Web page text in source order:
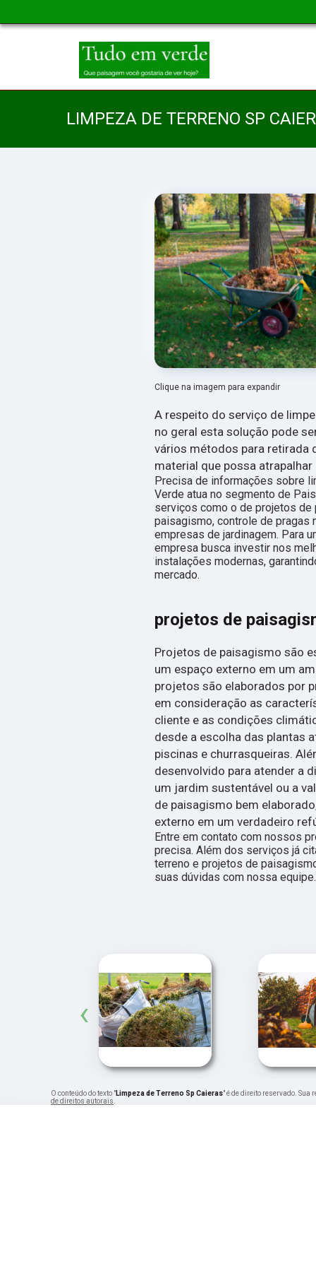
LIMPEZA DE TERRENO SP
Clique na imagem para expandir
A respeito do serviço de
no geral esta solução pode
vários métodos para retirada
material que possa
Precisa de informações sobre
Verde atua no segmento de
serviços como o de projetos
paisagismo, controle de pragas
empresas de jardinagem. Para
empresa busca investir nos
instalações modernas,
mercado.
projetos de
Projetos de paisagismo são
um espaço externo em um
projetos são elaborados por
em consideração as
cliente e as condições
desde a escolha das plantas
piscinas e churrasqueiras.
desenvolvido para atender a
um jardim sustentável ou a
de paisagismo bem
externo em um verdadeiro
Entre em contato com nossos
precisa. Além dos serviços já
terreno e projetos de
suas dúvidas com nossa equipe.
‹
O conteúdo do texto "Limpeza de Terreno Sp Caieras" é de direito reservado.
de direitos autorais